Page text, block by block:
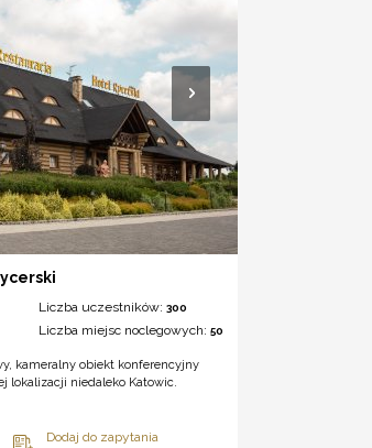
Liczba uczestników: 300
Liczba miejsc noclegowych: 50
kameralny obiekt konferencyjny
lokalizacji niedaleko Katowic.